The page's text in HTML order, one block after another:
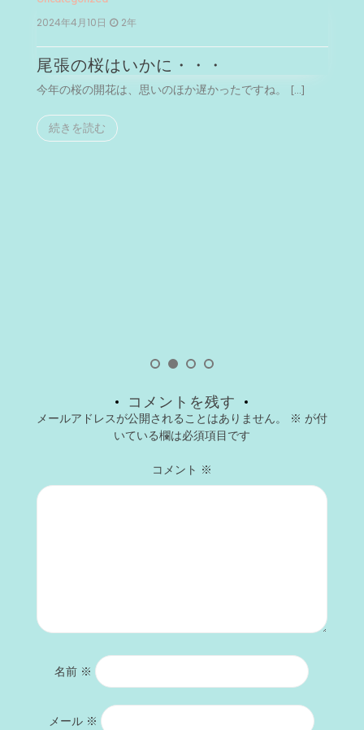
2年
はいかに・・・
花は、思いのほか遅かったですね。 […] 今月は、伊豆に仕
コメントを残す
メールアドレスが公開されることはありません。 ※ が付
いている欄は必須項目です
コメント ※
名前 ※
メール ※